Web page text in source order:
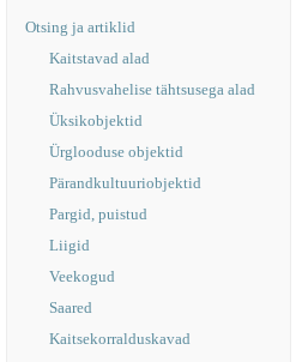
Otsing ja artiklid
Kaitstavad alad
Rahvusvahelise tähtsusega alad
Üksikobjektid
Ürglooduse objektid
Pärandkultuuriobjektid
Pargid, puistud
Liigid
Veekogud
Saared
Kaitsekorralduskavad